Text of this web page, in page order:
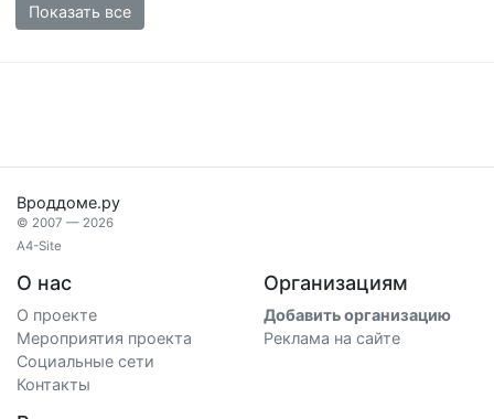
Показать все
Вроддоме.ру
© 2007 — 2026
A4-Site
О нас
О проекте
Мероприятия проекта
Социальные сети
Контакты
Организациям
Добавить организацию
Реклама на сайте